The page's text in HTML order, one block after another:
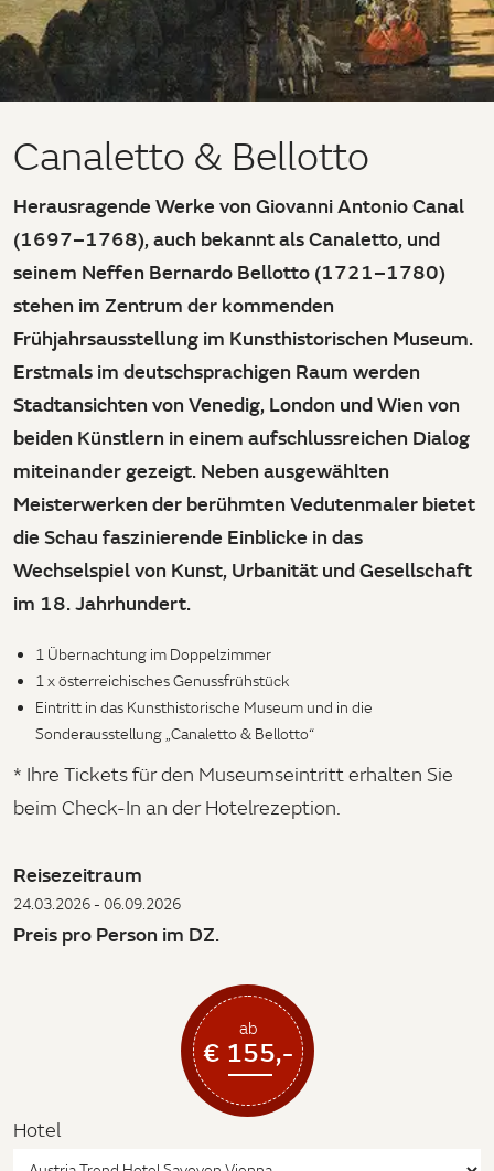
Canaletto & Bellotto
Herausragende Werke von Giovanni Antonio Canal
(1697–1768), auch bekannt als Canaletto, und
seinem Neffen Bernardo Bellotto (1721–1780)
stehen im Zentrum der kommenden
Frühjahrsausstellung im Kunsthistorischen Museum.
Erstmals im deutschsprachigen Raum werden
Stadtansichten von Venedig, London und Wien von
beiden Künstlern in einem aufschlussreichen Dialog
miteinander gezeigt. Neben ausgewählten
Meisterwerken der berühmten Vedutenmaler bietet
die Schau faszinierende Einblicke in das
Wechselspiel von Kunst, Urbanität und Gesellschaft
im 18. Jahrhundert.
1 Übernachtung im Doppelzimmer
1 x österreichisches Genussfrühstück
Eintritt in das Kunsthistorische Museum und in die
Sonderausstellung „Canaletto & Bellotto“
* Ihre Tickets für den Museumseintritt erhalten Sie
beim Check-In an der Hotelrezeption.
Reisezeitraum
24.03.2026 - 06.09.2026
Preis pro Person im DZ.
ab
€ 155,-
Hotel